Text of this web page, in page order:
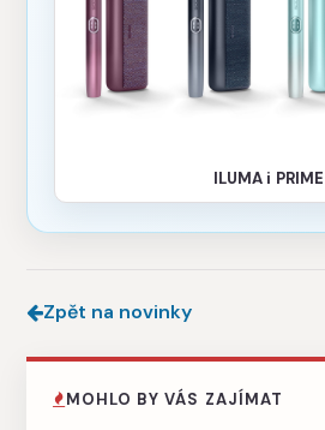
ILUMA i PRIME
Zpět na novinky
MOHLO BY VÁS ZAJÍMAT